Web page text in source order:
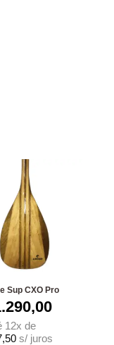
Sup CXO Pro
12x de
s/ juros